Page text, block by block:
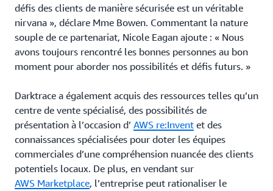
défis des clients de manière sécurisée est un véritable
nirvana », déclare Mme Bowen. Commentant la nature
souple de ce partenariat, Nicole Eagan ajoute : « Nous
avons toujours rencontré les bonnes personnes au bon
moment pour aborder nos possibilités et défis futurs. »
Darktrace a également acquis des ressources telles qu’un
centre de vente spécialisé, des possibilités de
présentation à l’occasion d’ AWS re:Invent et des
connaissances spécialisées pour doter les équipes
commerciales d’une compréhension nuancée des clients
potentiels locaux. De plus, en vendant sur
AWS Marketplace, l’entreprise peut rationaliser le